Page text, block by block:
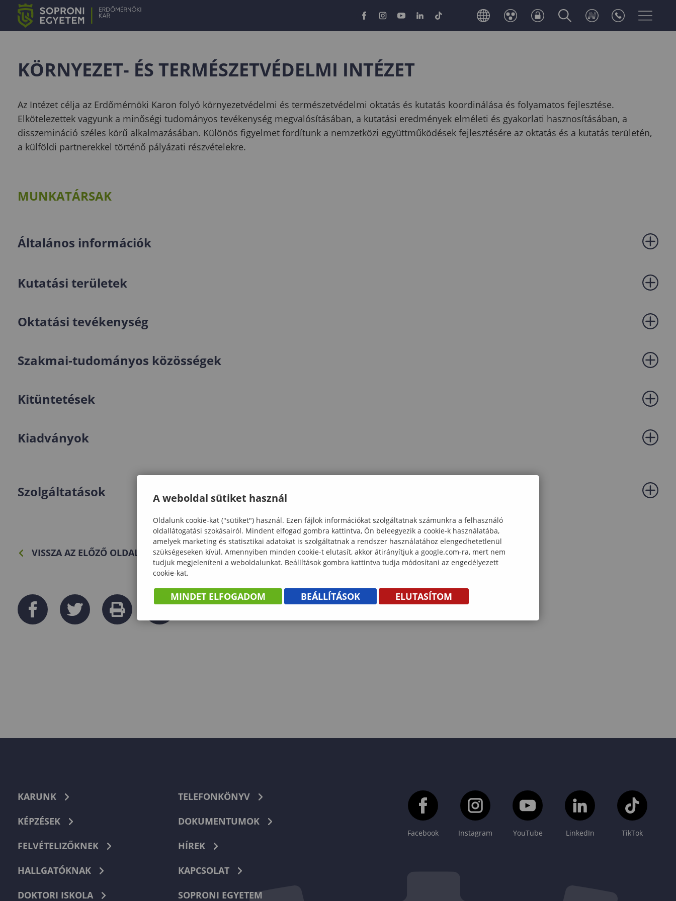
KÖRNYEZET- ÉS TERMÉSZETVÉDELMI INTÉZET
Az Intézet célja az Erdőmérnöki Karon folyó környezetvédelmi és természetvédelmi oktatás és kutatás koordinálása és folyamatos fejlesztése.
Elkötelezettek vagyunk a minőségi tudományos tevékenység megvalósításában, a kutatási eredmények elméleti és gyakorlati hasznosításában, a
disszemináció széles körű alkalmazásában. Különös figyelmet fordítunk a nemzetközi együttműködések fejlesztésére az oktatás és a kutatás területén,
a külföldi partnerekkel történő pályázati részvételekre.
MUNKATÁRSAK
Általános információk
Kutatási területek
Oktatási tevékenység
Szakmai-tudományos közösségek
Kitüntetések
Kiadványok
Szolgáltatások
VISSZA AZ ELŐZŐ OLDALRA
KARUNK
KÉPZÉSEK
FELVÉTELIZŐKNEK
HALLGATÓKNAK
DOKTORI ISKOLA
TELEFONKÖNYV
DOKUMENTUMOK
HÍREK
KAPCSOLAT
SOPRONI EGYETEM
Facebook Instagram YouTube LinkedIn TikTok
A weboldal sütiket használ
Oldalunk cookie-kat ("sütiket") használ. Ezen fájlok információkat szolgáltatnak számunkra a felhasználó
oldallátogatási szokásairól. Mindent elfogad gombra kattintva, Ön beleegyezik a cookie-k használatába,
amelyek marketing és statisztikai adatokat is szolgáltatnak a rendszer használatához elengedhetetlenül
szükségeseken kívül. Amennyiben minden cookie-t elutasít, akkor átirányítjuk a google.com-ra, mert nem
tudjuk megjeleníteni a weboldalunkat. Beállítások gombra kattintva tudja módosítani az engedélyezett
cookie-kat.
MINDET ELFOGADOM BEÁLLÍTÁSOK ELUTASÍTOM